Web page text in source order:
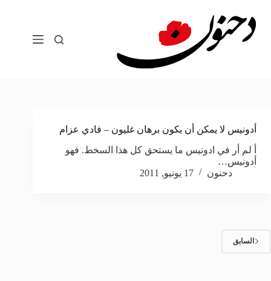
المحتوى
أدونيس لا يمكن أن يكون برهان غليون – فادي عزام
أ لم أر في ادونيس ما يستحق كل هذا السخط. فهو
أدونيس…
دحنون
17 يونيو, 2011
السابق